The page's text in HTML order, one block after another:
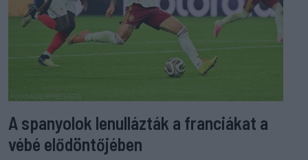
A spanyolok lenullázták a franciákat a
vébé elődöntőjében